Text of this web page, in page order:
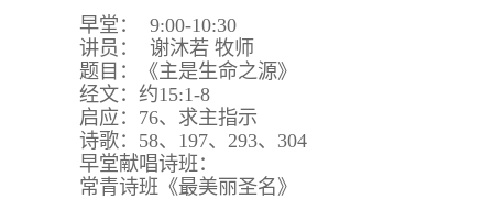
早堂： 9:00-10:30
讲员： 谢沐若 牧师
题目：《主是生命之源》
经文：约15:1-8
启应：76、求主指示
诗歌：58、197、293、304
早堂献唱诗班：
常青诗班《最美丽圣名》